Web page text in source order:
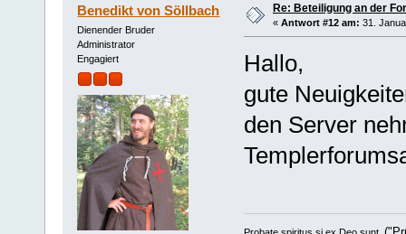
Benedikt von Söllbach
Dienender Bruder
Administrator
Engagiert
Re: Beteiligung an der
« Antwort #12 am: 31.
Hallo,
gute
den Server